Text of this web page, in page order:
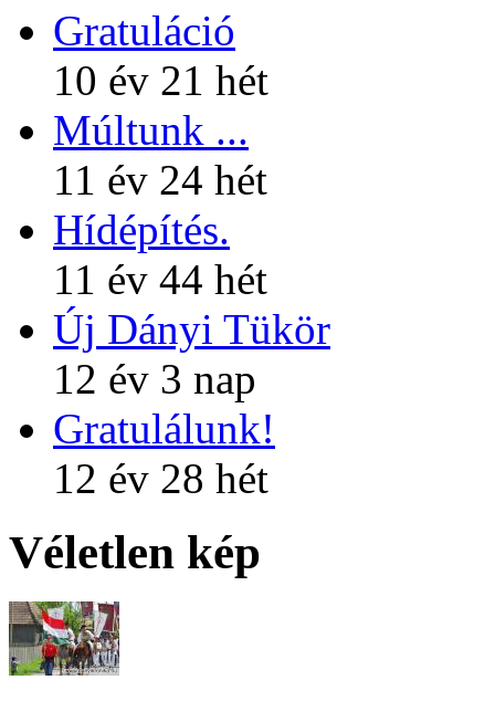
Gratuláció
10 év 21 hét
Múltunk ...
11 év 24 hét
Hídépítés.
11 év 44 hét
Új Dányi Tükör
12 év 3 nap
Gratulálunk!
12 év 28 hét
Véletlen kép